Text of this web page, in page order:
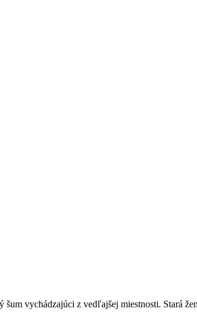
vychádzajúci z vedľajšej miestnosti. Stará